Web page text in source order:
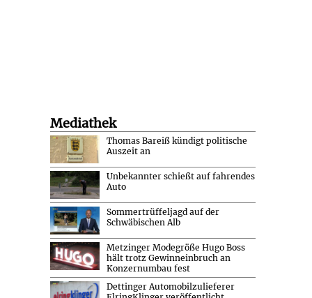
Mediathek
Thomas Bareiß kündigt politische
Auszeit an
Unbekannter schießt auf fahrendes
Auto
Sommertrüffeljagd auf der
Schwäbischen Alb
Metzinger Modegröße Hugo Boss
hält trotz Gewinneinbruch an
Konzernumbau fest
Dettinger Automobilzulieferer